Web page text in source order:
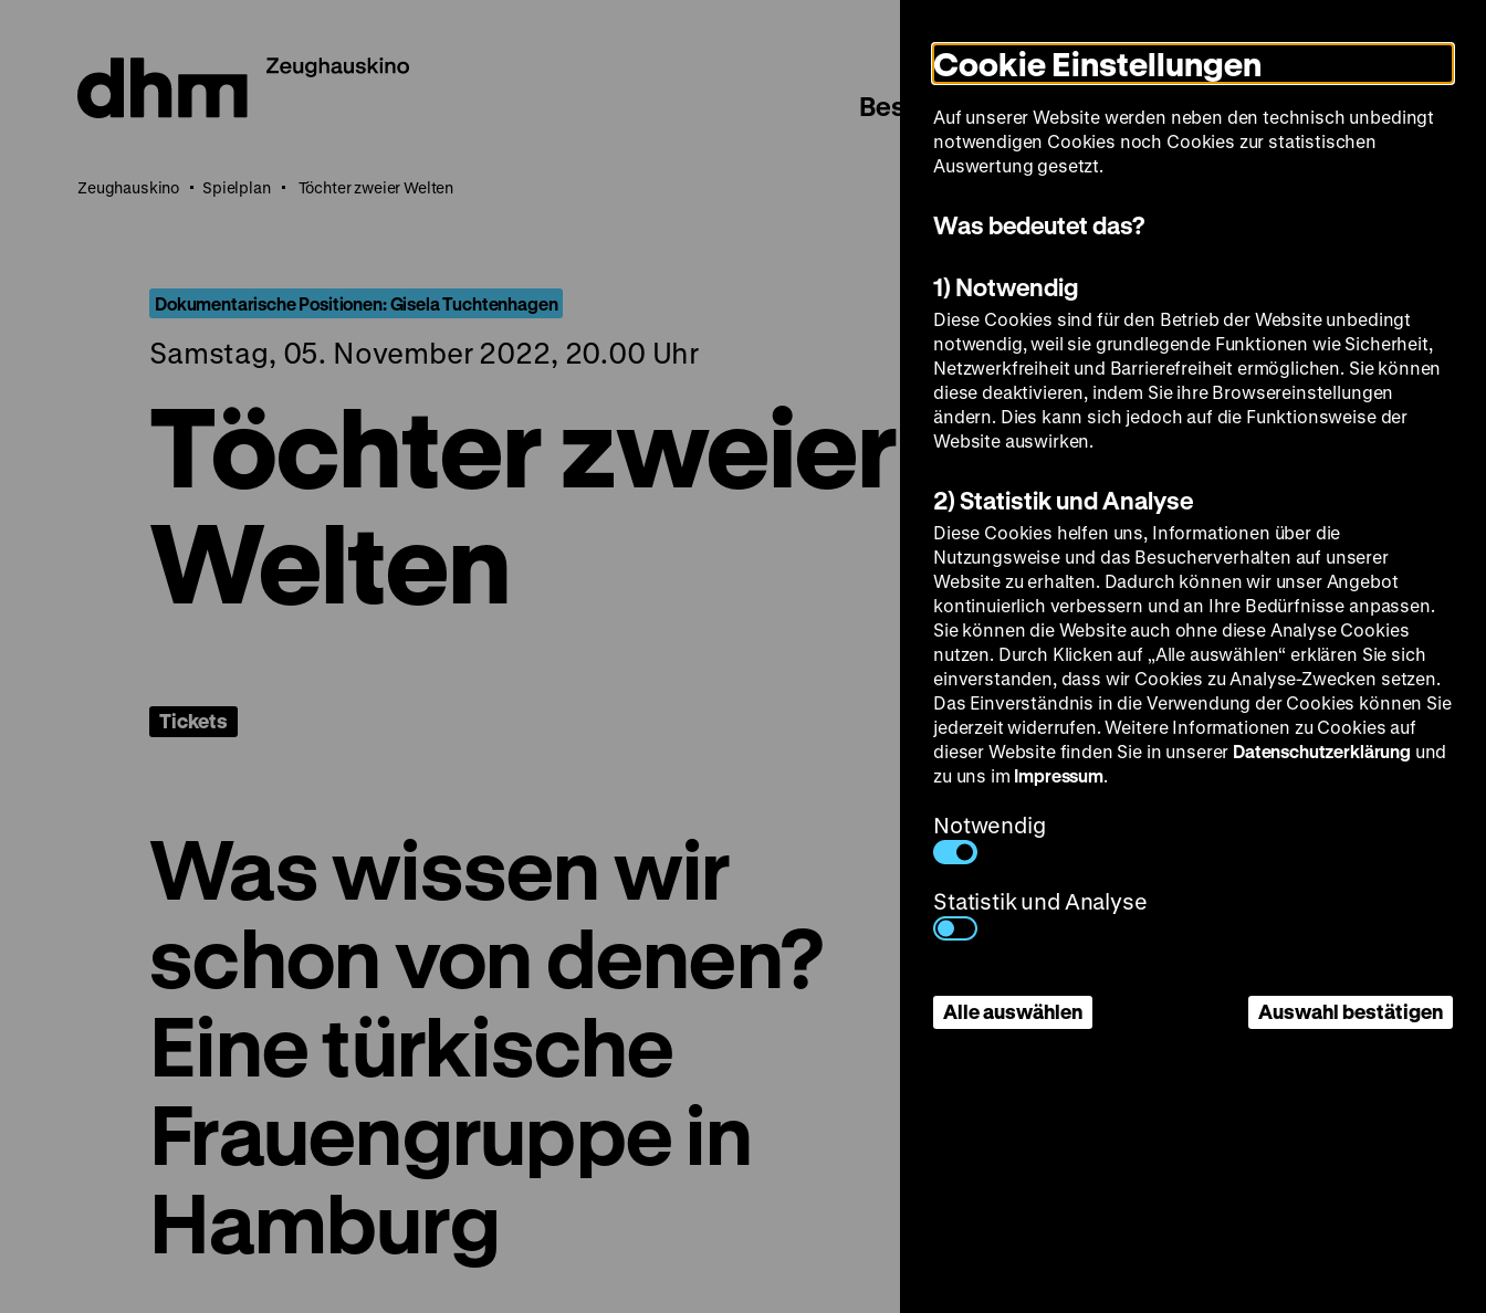
Seiteninhalt
springen
Modus
umschalten
Sprache
Besuch Spielplan Filmreihen Über uns
Zeughauskino Spielplan Töchter zweier Welten
Dokumentarische Positionen: Gisela Tuchtenhagen
Samstag, 05. November 2022, 20.00 Uhr
Töchter zweier
Welten
Tickets
Was wissen wir
schon von denen?
Eine türkische
Frauengruppe in
Hamburg
Cookie Einstellungen
Auf unserer Website werden neben den technisch unbedingt
notwendigen Cookies noch Cookies zur statistischen
Auswertung gesetzt.
Was bedeutet das?
1) Notwendig
Diese Cookies sind für den Betrieb der Website unbedingt
notwendig, weil sie grundlegende Funktionen wie Sicherheit,
Netzwerkfreiheit und Barrierefreiheit ermöglichen. Sie können
diese deaktivieren, indem Sie ihre Browsereinstellungen
ändern. Dies kann sich jedoch auf die Funktionsweise der
Website auswirken.
2) Statistik und Analyse
Diese Cookies helfen uns, Informationen über die
Nutzungsweise und das Besucherverhalten auf unserer
Website zu erhalten. Dadurch können wir unser Angebot
kontinuierlich verbessern und an Ihre Bedürfnisse anpassen.
Sie können die Website auch ohne diese Analyse Cookies
nutzen. Durch Klicken auf „Alle auswählen“ erklären Sie sich
einverstanden, dass wir Cookies zu Analyse-Zwecken setzen.
Das Einverständnis in die Verwendung der Cookies können Sie
jederzeit widerrufen. Weitere Informationen zu Cookies auf
dieser Website finden Sie in unserer Datenschutzerklärung und
zu uns im Impressum.
Notwendig
Statistik und Analyse
Alle auswählen Auswahl bestätigen